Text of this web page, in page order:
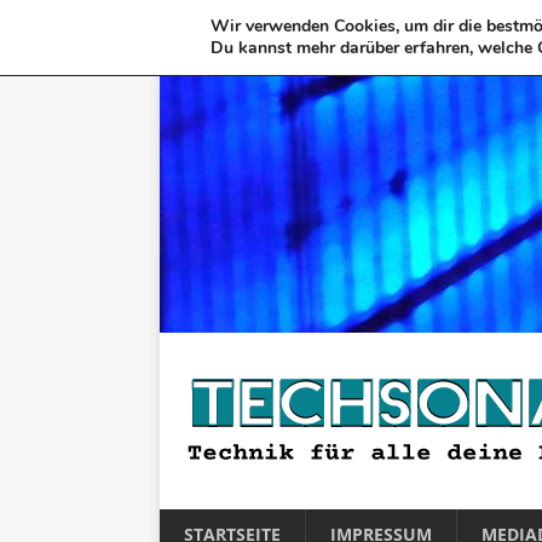
STARTSEITE IMPRESSUM
Wir verwenden Cookies, um dir die
Du kannst mehr darüber erfahren,